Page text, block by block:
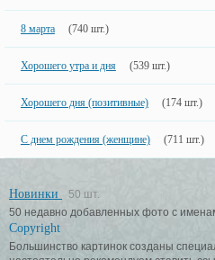
8 марта (740 шт.)
Хорошего утра и дня (539 шт.)
Хорошего дня (позитивные) (174 шт.)
С днем рождения (женщине) (711 шт.)
Новинки
50 шт.
50 недавно добавленных фото с
Copyright
Большинство картинок созданы